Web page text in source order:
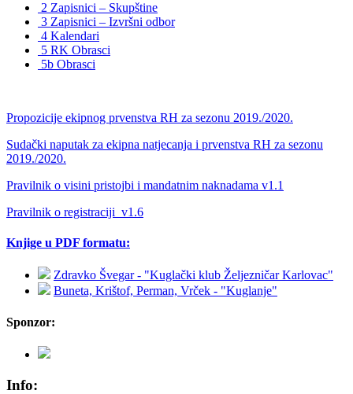
2 Zapisnici – Skupštine
3 Zapisnici – Izvršni odbor
4 Kalendari
5 RK Obrasci
5b Obrasci
Propozicije ekipnog prvenstva RH za sezonu 2019./2020.
Sudački naputak za ekipna natjecanja i prvenstva RH za sezonu
2019./2020.
Pravilnik o visini pristojbi i mandatnim naknadama v1.1
Pravilnik o registraciji_v1.6
Knjige u PDF formatu:
Zdravko Švegar - "Kuglački klub Željezničar Karlovac"
Buneta, Krištof, Perman, Vrček - "Kuglanje"
Sponzor:
Info: